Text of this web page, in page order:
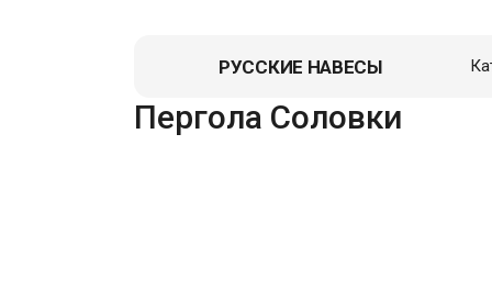
РУССКИЕ НАВЕСЫ
Пергола Соловки